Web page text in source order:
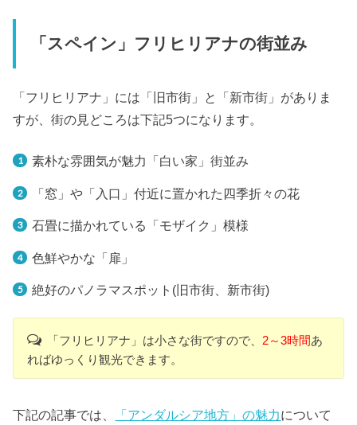
「スペイン」フリヒリアナの街並み
「フリヒリアナ」には「旧市街」と「新市街」がありま
すが、街の見どころは下記5つになります。
素朴な雰囲気が魅力「白い家」街並み
「窓」や「入口」付近に置かれた四季折々の花
石畳に描かれている「モザイク」模様
色鮮やかな「扉」
絶好のパノラマスポット(旧市街、新市街)
「フリヒリアナ」は小さな街ですので、 2～3時間あ
ればゆっくり観光できます。
下記の記事では、 「アンダルシア地方」の魅力について